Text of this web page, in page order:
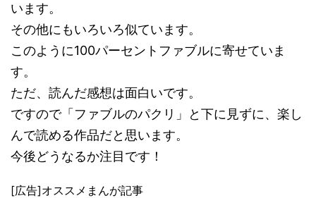
います。
その他にもいろいろ似ています。
このように100パーセントファブルに寄せていま
す。
ただ、読んだ感想は面白いです。
ですので「ファブルのパクリ」と下に見ずに、楽し
んで読める作品だと思います。
今後どうなるか注目です！
[広告]オススメまんが記事